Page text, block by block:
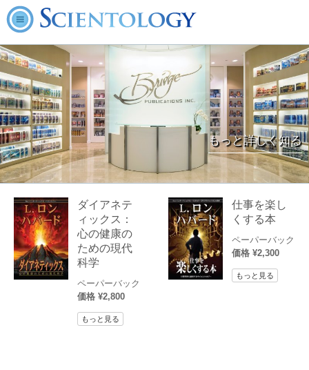
もっと詳しく知る
ダイアネテ
ィックス：
心の健康の
ための現代
科学
ペーパーバック
価格 ¥2,800
もっと見る
仕事を楽し
くする本
ペーパーバック
価格 ¥2,300
もっと見る